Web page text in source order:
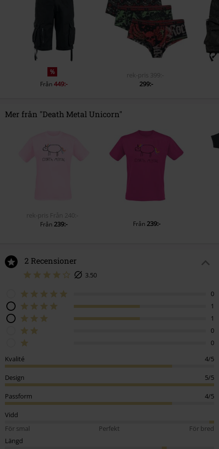
%
Från449:-
rek-pris
399:-
299:-
Mer från "Death Metal Unicorn"
rek-pris Från 240:-
Från 239:- Från 239:-
2 Recensioner
3.50
0
1
1
0
0
Kvalité
4/5
Design 5/5
Passform 4/5
Vidd
För smal
Perfekt
För bred
Längd